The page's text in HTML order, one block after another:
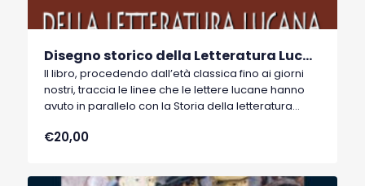
Disegno storico della Letteratura Lucana
Il libro, procedendo dall’età classica fino ai giorni
nostri, traccia le linee che le lettere lucane hanno
avuto in parallelo con la Storia della letteratura
nello stesso periodo, c’era, quasi sempre, un
€20,00